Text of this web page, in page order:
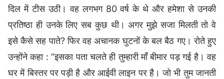
दिल में टीस उठी। वह लगभग 80 वर्ष के थे और हमेशा से उनकी
प्रतिष्ठा ही उनके लिए सब कुछ थी। अगर मुझे सजा मिलती तो वे
इसे कैसे सह पाते? फिर वह अचानक घुटनों के बल बैठ गए। रोते हुए
उन्होंने कहा : “इसका पता चलते ही तुम्हारी माँ बीमार पड़ गई है। वह
घर में बिस्तर पर पड़ी है और आईवी लाइन पर है। जो भी तुम जानती